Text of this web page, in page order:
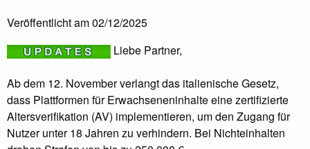
Veröffentlicht am 02/12/2025
Liebe Partner,
Ab dem 12. November verlangt das italienische Gesetz,
dass Plattformen für Erwachsenen­inhalte eine zertifizierte
Altersverifikation (AV) implementieren, um den Zugang für
Nutzer unter 18 Jahren zu verhindern. Bei Nicht­einhalten